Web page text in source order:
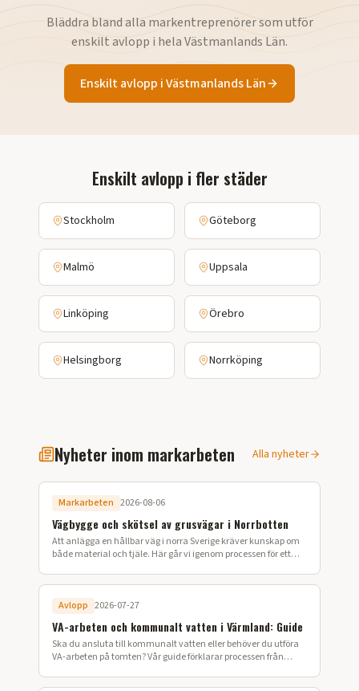
Bläddra bland alla markentreprenörer som utför
enskilt avlopp i helaVästmanlands Län.
Enskilt avlopp iVästmanlands Län
Enskilt avlopp i fler städer
Stockholm Göteborg
Malmö Uppsala
Linköping Örebro
Helsingborg Norrköping
Nyheter inom markarbeten Alla nyheter
Markarbeten 2026-08-06
Vägbygge och skötsel av grusvägar i Norrbotten
Att anlägga en hållbar väg i norra Sverige kräver kunskap om
både material och tjäle. Här går vi igenom processen för ett
Avlopp 2026-07-27
VA-arbeten och kommunalt vatten i Värmland: Guide
Ska du ansluta till kommunalt vatten eller behöver du utföra
VA-arbeten på tomten? Vår guide förklarar processen från